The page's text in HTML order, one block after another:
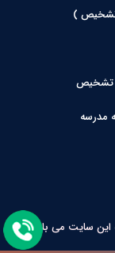
تشخیص )
و تشخیص
مدرسه
سایت می باشد.